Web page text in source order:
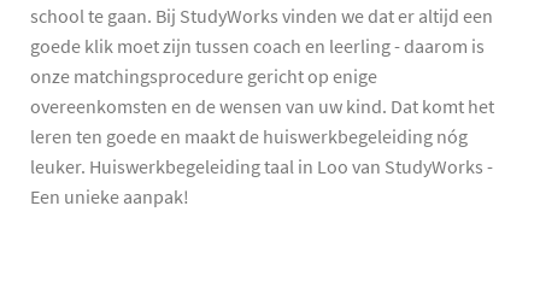
school te gaan. Bij StudyWorks vinden we dat er altijd een
goede klik moet zijn tussen coach en leerling - daarom is
onze matchingsprocedure gericht op enige
overeenkomsten en de wensen van uw kind. Dat komt het
leren ten goede en maakt de huiswerkbegeleiding nóg
leuker. Huiswerkbegeleiding taal in Loo van StudyWorks -
Een unieke aanpak!